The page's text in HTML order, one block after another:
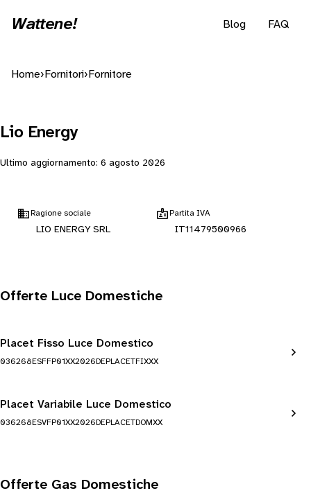
Wattene! Blog FAQ
Home› Fornitori› Fornitore
Lio Energy
Ultimo aggiornamento: 6 agosto 2026
Ragione sociale
LIO ENERGY SRL
Partita IVA
IT11479500966
Offerte Luce Domestiche
Placet Fisso Luce Domestico
036268ESFFP01XX2026DEPLACETFIXXX
Placet Variabile Luce Domestico
036268ESVFP01XX2026DEPLACETDOMXX
Offerte Gas Domestiche